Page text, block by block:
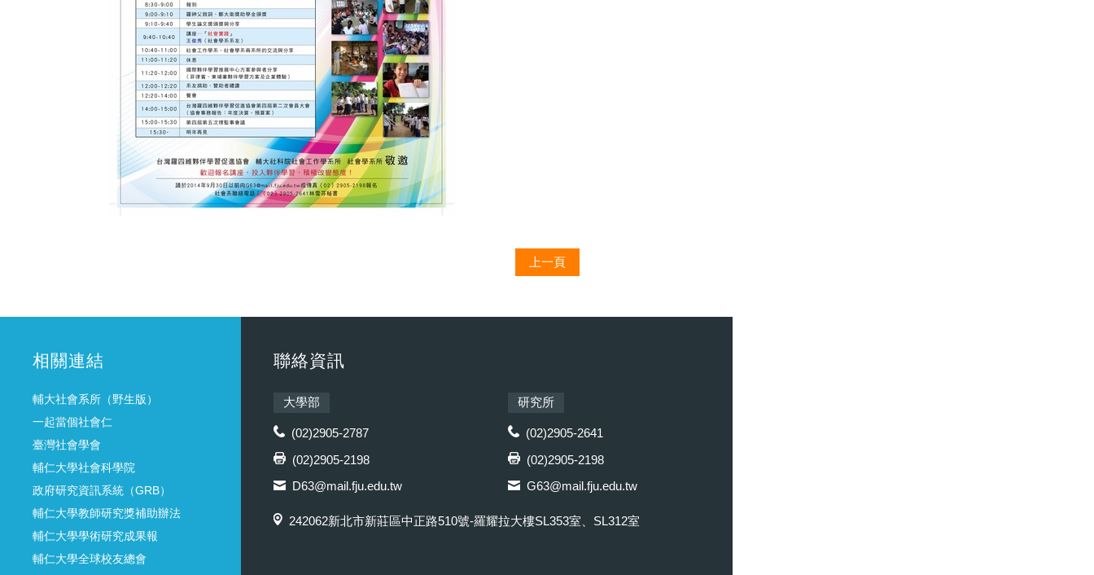
上一頁
相關連結
輔大社會系所（野生版）
一起當個社會仁
臺灣社會學會
輔仁大學社會科學院
政府研究資訊系統（GRB）
輔仁大學教師研究獎補助辦法
輔仁大學學術研究成果報
輔仁大學全球校友總會
聯絡資訊
大學部
(02)2905-2787
(02)2905-2198
D63@mail.fju.edu.tw
研究所
(02)2905-2641
(02)2905-2198
G63@mail.fju.edu.tw
242062新北市新莊區中正路510號-羅耀拉大樓SL353室、SL312室